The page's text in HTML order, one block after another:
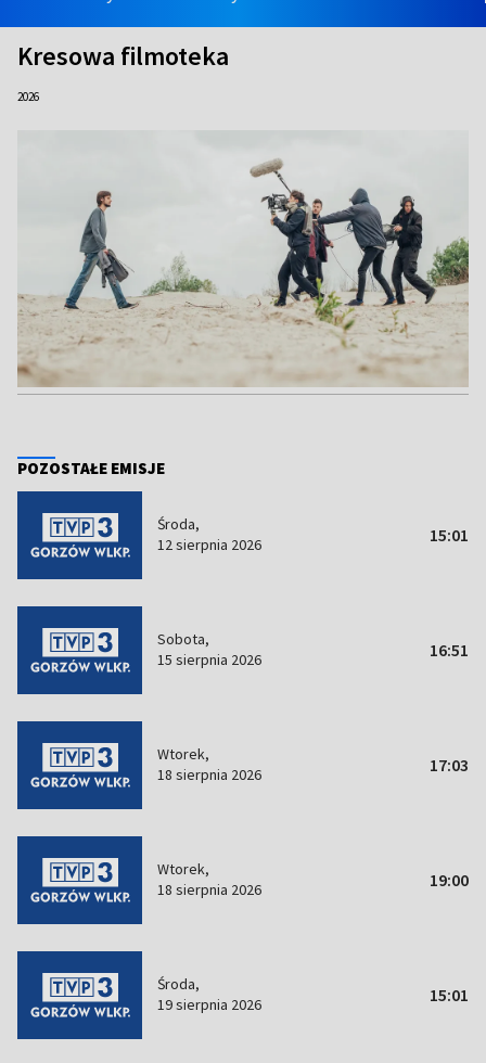
Kresowa filmoteka
2026
POZOSTAŁE EMISJE
Środa,
12 sierpnia 2026
15:01
Sobota,
15 sierpnia 2026
16:51
Wtorek,
18 sierpnia 2026
17:03
Wtorek,
18 sierpnia 2026
19:00
Środa,
19 sierpnia 2026
15:01